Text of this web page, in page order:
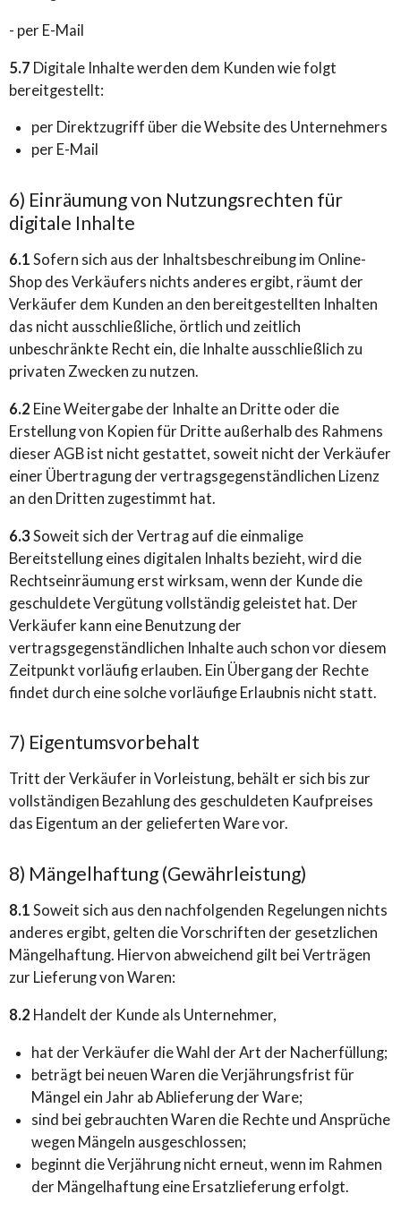
- per E-Mail
5.7 Digitale Inhalte werden dem Kunden wie folgt
bereitgestellt:
per Direktzugriff über die Website des Unternehmers
per E-Mail
6) Einräumung von Nutzungsrechten für
digitale Inhalte
6.1 Sofern sich aus der Inhaltsbeschreibung im Online-
Shop des Verkäufers nichts anderes ergibt, räumt der
Verkäufer dem Kunden an den bereitgestellten Inhalten
das nicht ausschließliche, örtlich und zeitlich
unbeschränkte Recht ein, die Inhalte ausschließlich zu
privaten Zwecken zu nutzen.
6.2 Eine Weitergabe der Inhalte an Dritte oder die
Erstellung von Kopien für Dritte außerhalb des Rahmens
dieser AGB ist nicht gestattet, soweit nicht der Verkäufer
einer Übertragung der vertragsgegenständlichen Lizenz
an den Dritten zugestimmt hat.
6.3 Soweit sich der Vertrag auf die einmalige
Bereitstellung eines digitalen Inhalts bezieht, wird die
Rechtseinräumung erst wirksam, wenn der Kunde die
geschuldete Vergütung vollständig geleistet hat. Der
Verkäufer kann eine Benutzung der
vertragsgegenständlichen Inhalte auch schon vor diesem
Zeitpunkt vorläufig erlauben. Ein Übergang der Rechte
findet durch eine solche vorläufige Erlaubnis nicht statt.
7) Eigentumsvorbehalt
Tritt der Verkäufer in Vorleistung, behält er sich bis zur
vollständigen Bezahlung des geschuldeten Kaufpreises
das Eigentum an der gelieferten Ware vor.
8) Mängelhaftung (Gewährleistung)
8.1 Soweit sich aus den nachfolgenden Regelungen nichts
anderes ergibt, gelten die Vorschriften der gesetzlichen
Mängelhaftung. Hiervon abweichend gilt bei Verträgen
zur Lieferung von Waren:
8.2 Handelt der Kunde als Unternehmer,
hat der Verkäufer die Wahl der Art der Nacherfüllung;
beträgt bei neuen Waren die Verjährungsfrist für
Mängel ein Jahr ab Ablieferung der Ware;
sind bei gebrauchten Waren die Rechte und Ansprüche
wegen Mängeln ausgeschlossen;
beginnt die Verjährung nicht erneut, wenn im Rahmen
der Mängelhaftung eine Ersatzlieferung erfolgt.